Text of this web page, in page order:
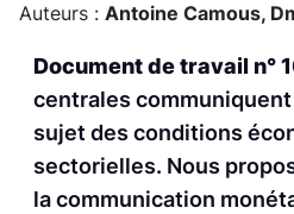
Auteurs : Antoine Camous,
Document de travail n°
centrales
sujet des conditions
sectorielles. Nous
la communication